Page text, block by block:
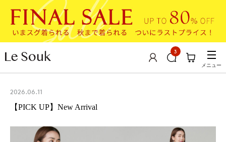
3
メニュー
2026.06.11
【PICK UP】New Arrival